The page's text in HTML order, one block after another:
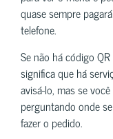
quase sempre
telefone.
Se não há código
significa que há
avisá-lo, mas se
perguntando onde
fazer o pedido.